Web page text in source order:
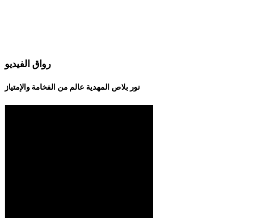
رواق الفيديو
نور بلاص المهدية عالم من الفخامة والإمتياز